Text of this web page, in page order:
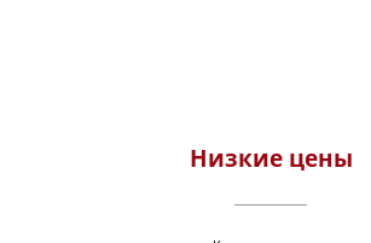
Низкие цены